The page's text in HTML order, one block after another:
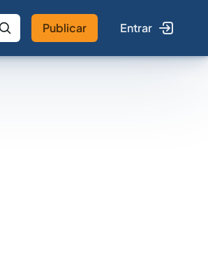
Publicar Entrar